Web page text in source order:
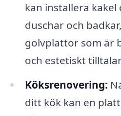
kan installera kakel
duschar och
golvplattor som är
och estetiskt
Köksrenovering:
ditt kök kan en